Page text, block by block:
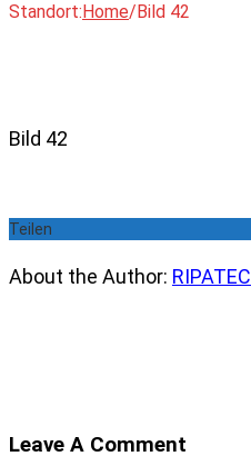
Standort:Home/Bild 42
Bild 42
Teilen
About the Author: RIPATEC
Leave A Comment